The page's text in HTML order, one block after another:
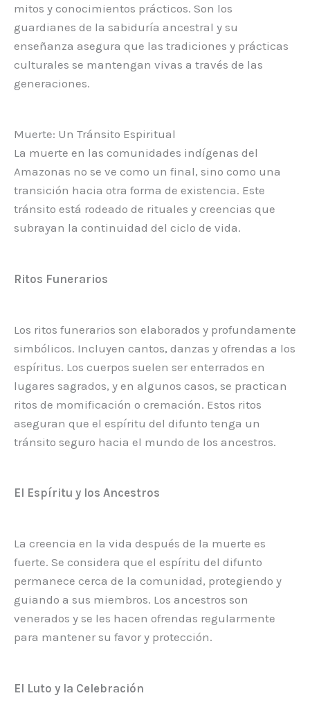
mitos y conocimientos prácticos. Son los
guardianes de la sabiduría ancestral y su
enseñanza asegura que las tradiciones y prácticas
culturales se mantengan vivas a través de las
generaciones.
Muerte: Un Tránsito Espiritual
La muerte en las comunidades indígenas del
Amazonas no se ve como un final, sino como una
transición hacia otra forma de existencia. Este
tránsito está rodeado de rituales y creencias que
subrayan la continuidad del ciclo de vida.
Ritos Funerarios
Los ritos funerarios son elaborados y profundamente
simbólicos. Incluyen cantos, danzas y ofrendas a los
espíritus. Los cuerpos suelen ser enterrados en
lugares sagrados, y en algunos casos, se practican
ritos de momificación o cremación. Estos ritos
aseguran que el espíritu del difunto tenga un
tránsito seguro hacia el mundo de los ancestros.
El Espíritu y los Ancestros
La creencia en la vida después de la muerte es
fuerte. Se considera que el espíritu del difunto
permanece cerca de la comunidad, protegiendo y
guiando a sus miembros. Los ancestros son
venerados y se les hacen ofrendas regularmente
para mantener su favor y protección.
El Luto y la Celebración